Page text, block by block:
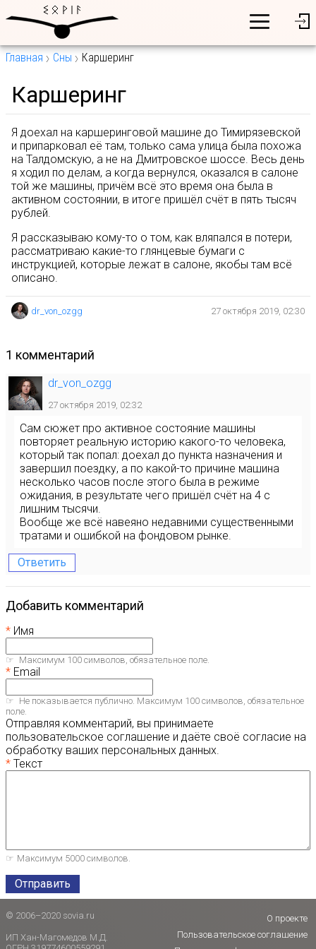
Главная Сны Каршеринг
Каршеринг
Я доехал на каршеринговой машине до Тимирязевской
и припарковал её там, только сама улица была похожа
на Талдомскую, а не на Дмитровское шоссе. Весь день
я ходил по делам, а когда вернулся, оказался в салоне
той же машины, причём всё это время она была в
активном состоянии, в итоге пришёл счёт в пять тысяч
рублей.
Я рассказываю кому-то о том, как вляпался в потери,
рассматриваю какие-то глянцевые бумаги с
инструкцией, которые лежат в салоне, якобы там всё
описано.
dr_von_ozgg 27 октября 2019, 02:30
1 комментарий
dr_von_ozgg
27 октября 2019, 02:32
Сам сюжет про активное состояние машины
повторяет реальную историю какого-то человека,
который так попал: доехал до пункта назначения и
завершил поездку, а по какой-то причине машина
несколько часов после этого была в режиме
ожидания, в результате чего пришёл счёт на 4 с
лишним тысячи.
Вообще же всё навеяно недавними существенными
тратами и ошибкой на фондовом рынке.
Ответить
Добавить комментарий
Имя
Максимум 100 символов, обязательное поле.
Email
Не показывается публично. Максимум 100 символов, обязательное
поле.
Отправляя комментарий, вы принимаете
пользовательское соглашение и даёте своё согласие на
обработку ваших персональных данных.
Текст
Максимум 5000 символов.
Отправить
© 2006–2020 sovia.ru
ИП Хан-Магомедов М.Д.
О проекте
Пользовательское соглашение